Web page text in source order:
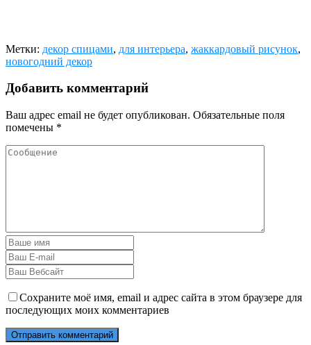
Метки: декор спицами, для интерьера, жаккардовый рисунок,
новогодний декор
Добавить комментарий
Ваш адрес email не будет опубликован. Обязательные поля
помечены *
Сохраните моё имя, email и адрес сайта в этом браузере для
последующих моих комментариев